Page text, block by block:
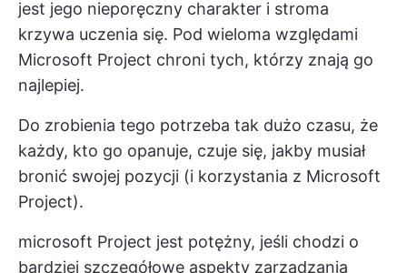
jest jego nieporęczny charakter i stroma
krzywa uczenia się. Pod wieloma względami
Microsoft Project chroni tych, którzy znają go
najlepiej.
Do zrobienia tego potrzeba tak dużo czasu, że
każdy, kto go opanuje, czuje się, jakby musiał
bronić swojej pozycji (i korzystania z Microsoft
Project).
microsoft Project jest potężny, jeśli chodzi o
bardziej szczegółowe aspekty zarządzania